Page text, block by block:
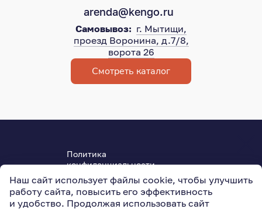
Наш сайт использует файлы cookie, чтобы улучшить
работу сайта, повысить его эффективность
и удобство. Продолжая использовать сайт
arenda@kengo.ru
Самовывоз: г. Мытищи,
проезд Воронина, д.7/8,
ворота 26
Смотреть каталог
Политика
конфиденциальности
Пользовательское соглашение
ОГРН 315501800004950
127015,Москва,Новодмитровская ул., 5АС3